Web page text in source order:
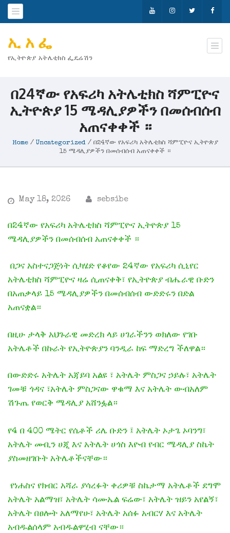
ኢ አ ፌ
የኢትዮጵያ አትሌቲክስ ፌዴሬሽን
በ24ኛው የአፍሪካ አትሌቲክስ ሻምፒዮና
ኢትዮጵያ 15 ሜዳሊያዎችን በመሰብሰብ
አጠናቀቀች ።
Home/ Uncategorized/ በ24ኛው የአፍሪካ አትሌቲክስ ሻምፒዮና ኢትዮጵያ
15 ሜዳሊያዎችን በመሰብሰብ አጠናቀቀች ።
May 18, 2026 sebsibe
በ24ኛው የአፍሪካ አትሌቲክስ ሻምፒዮና ኢትዮጵያ 15
ሜዳሊያዎችን በመሰብሰብ አጠናቀቀች ።
​ በጋና አስተናጋጅነት ሲካሄድ የቆየው 24ኛው የአፍሪካ ሲኒየር
አትሌቲክስ ሻምፒዮና ዛሬ ሲጠናቀቅ፣ የኢትዮጵያ ብሔራዊ ቡድን
በአጠቃላይ 15 ሜዳሊያዎችን በመሰብሰብ ውድድሩን በድል
አጠናቋል።
በዚሁ ታላቅ አህጉራዊ መድረክ ላይ ሀገራችንን ወክለው የገቡ
አትሌቶች በኩራት የኢትዮጵያን ባንዲራ ከፍ ማድረግ ችለዋል።
​በውድድሩ ​አትሌት አጃይባ አልዩ ፣ ​አትሌት ምስጋና ኃይሉ፣ ​አትሌት
ገመቹ ጎዳና ፣​አትሌት ምስጋናው ዋቁማ እና ​አትሌት ውብአለም
ሽጉጤ የወርቅ ሜዳሊያ አሸንፏል።
​የ4 በ 400 ሜትር የሴቶች ሪሌ ቡድን ፤ ​አትሌት ኦታጌ ኦባንግ፣​
አትሌት ሙቢን ሀጂ እና ​አትሌት ሀጎስ እዮብ የብር ሜዳሊያ ስኬት
ያስመዘገቡት አትሌቶችናቸው።
​ የነሐስና የክብር አሻራ ያሳረፉት ቀሪዎቹ ስኬታማ አትሌቶች ደግሞ
አትሌት አልማዝ፣ አትሌት ሳሙኤል ፍሬው፣ አትሌት ዝይን አየልኝ፣
አትሌት በፀሎት አለማየሁ፣ አትሌት አሰፉ አብርሃ እና አትሌት
አብዱልሰላም አብዱልዋሂብ ናቸው።